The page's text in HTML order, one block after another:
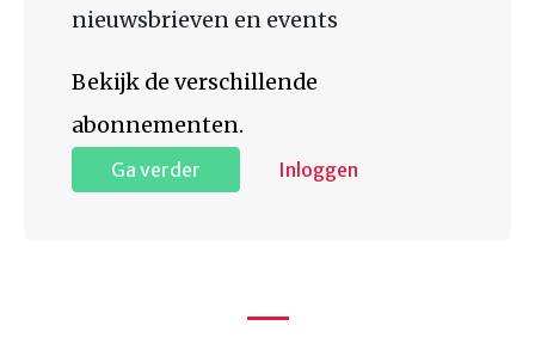
nieuwsbrieven en events
Bekijk de verschillende
abonnementen.
Ga verder Inloggen